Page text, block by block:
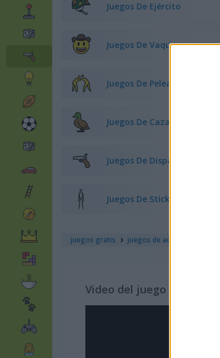
Juegos De Ejército
Juegos De Vaqueros
Juegos De Peleas
Juegos De Caza
Juegos De Disparos
Juegos De Stickman
juegos gratis juegos de acción
Video del juego